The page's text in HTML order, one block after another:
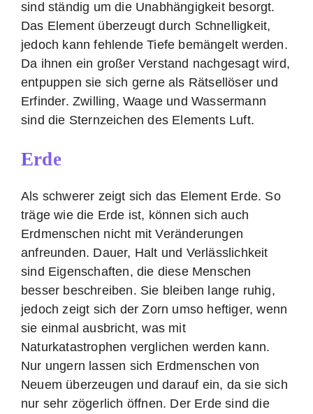
sind ständig um die Unabhängigkeit besorgt.
Das Element überzeugt durch Schnelligkeit,
jedoch kann fehlende Tiefe bemängelt werden.
Da ihnen ein großer Verstand nachgesagt wird,
entpuppen sie sich gerne als Rätsellöser und
Erfinder. Zwilling, Waage und Wassermann
sind die Sternzeichen des Elements Luft.
Erde
Als schwerer zeigt sich das Element Erde. So
träge wie die Erde ist, können sich auch
Erdmenschen nicht mit Veränderungen
anfreunden. Dauer, Halt und Verlässlichkeit
sind Eigenschaften, die diese Menschen
besser beschreiben. Sie bleiben lange ruhig,
jedoch zeigt sich der Zorn umso heftiger, wenn
sie einmal ausbricht, was mit
Naturkatastrophen verglichen werden kann.
Nur ungern lassen sich Erdmenschen von
Neuem überzeugen und darauf ein, da sie sich
nur sehr zögerlich öffnen. Der Erde sind die